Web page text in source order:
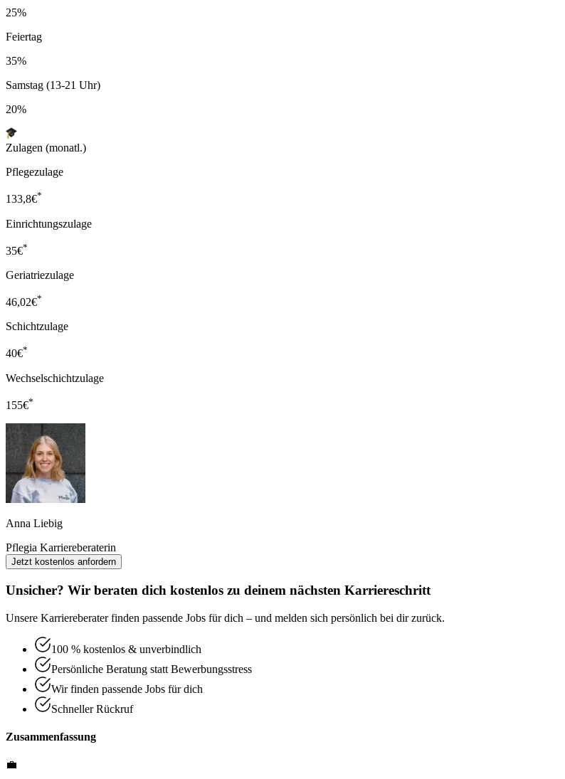
25%
Feiertag
35%
Samstag (13-21 Uhr)
20%
Zulagen (monatl.)
Pflegezulage
133,8€*
Einrichtungszulage
35€*
Geriatriezulage
46,02€*
Schichtzulage
40€*
Wechselschichtzulage
155€*
Anna Liebig
Pflegia Karriereberaterin
Jetzt kostenlos anfordern
Unsicher? Wir beraten dich kostenlos zu deinem nächsten Karriereschritt
Unsere Karriereberater finden passende Jobs für dich – und melden sich persönlich bei dir zurück.
100 % kostenlos & unverbindlich
Persönliche Beratung statt Bewerbungsstress
Wir finden passende Jobs für dich
Schneller Rückruf
Zusammenfassung
💼